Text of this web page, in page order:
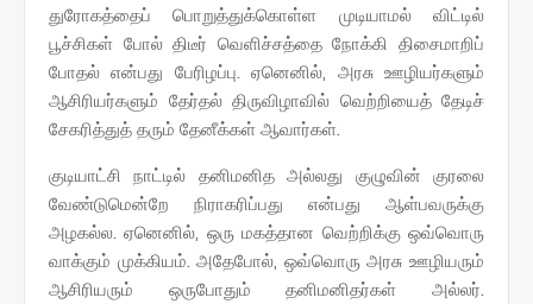
துரோகத்தைப் பொறுத்துக்கொள்ள முடியாமல் விட்டில்
பூச்சிகள் போல் திடீர் வெளிச்சத்தை நோக்கி திசைமாறிப்
போதல் என்பது பேரிழப்பு. ஏனெனில், அரசு ஊழியர்களும்
ஆசிரியர்களும் தேர்தல் திருவிழாவில் வெற்றியைத் தேடிச்
சேகரித்துத் தரும் தேனீக்கள் ஆவார்கள்.
குடியாட்சி நாட்டில் தனிமனித அல்லது குழுவின் குரலை
வேண்டுமென்றே நிராகரிப்பது என்பது ஆள்பவருக்கு
அழகல்ல. ஏனெனில், ஒரு மகத்தான வெற்றிக்கு ஒவ்வொரு
வாக்கும் முக்கியம். அதேபோல், ஒவ்வொரு அரசு ஊழியரும்
ஆசிரியரும் ஒருபோதும் தனிமனிதர்கள் அல்லர்.